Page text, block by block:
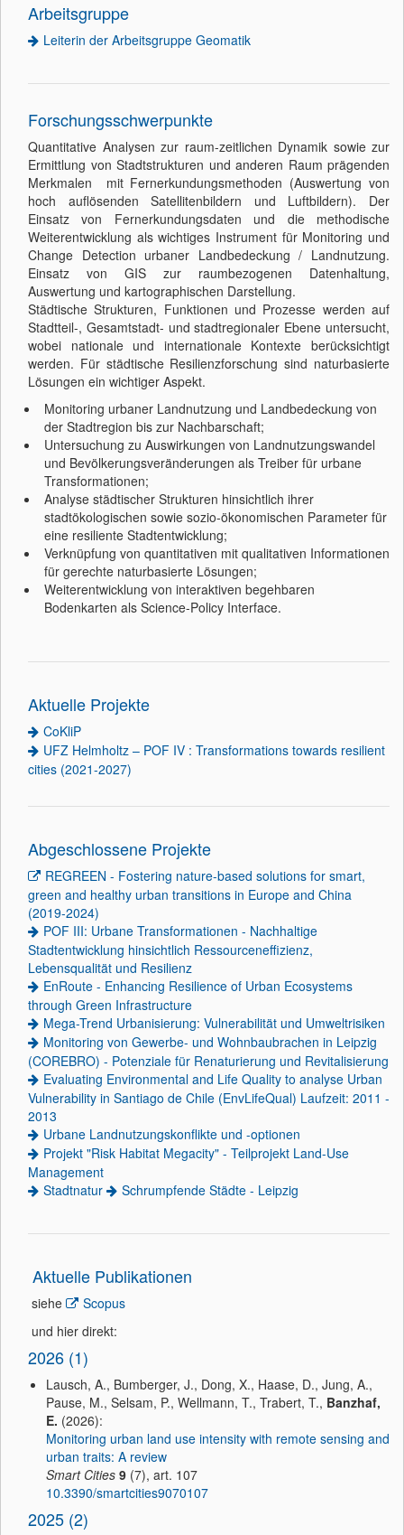
Arbeitsgruppe
Leiterin der Arbeitsgruppe Geomatik
Forschungsschwerpunkte
Quantitative Analysen zur raum-zeitlichen Dynamik sowie zur
Ermittlung von Stadtstrukturen und anderen Raum prägenden
Merkmalen mit Fernerkundungsmethoden (Auswertung von
hoch auflösenden Satellitenbildern und Luftbildern). Der
Einsatz von Fernerkundungsdaten und die methodische
Weiterentwicklung als wichtiges Instrument für Monitoring und
Change Detection urbaner Landbedeckung / Landnutzung.
Einsatz von GIS zur raumbezogenen Datenhaltung,
Auswertung und kartographischen Darstellung.
Städtische Strukturen, Funktionen und Prozesse werden auf
Stadtteil-, Gesamtstadt- und stadtregionaler Ebene untersucht,
wobei nationale und internationale Kontexte berücksichtigt
werden. Für städtische Resilienzforschung sind naturbasierte
Lösungen ein wichtiger Aspekt.
Monitoring urbaner Landnutzung und Landbedeckung von
der Stadtregion bis zur Nachbarschaft;
Untersuchung zu Auswirkungen von Landnutzungswandel
und Bevölkerungsveränderungen als Treiber für urbane
Transformationen;
Analyse städtischer Strukturen hinsichtlich ihrer
stadtökologischen sowie sozio-ökonomischen Parameter für
eine resiliente Stadtentwicklung;
Verknüpfung von quantitativen mit qualitativen Informationen
für gerechte naturbasierte Lösungen;
Weiterentwicklung von interaktiven begehbaren
Bodenkarten als Science-Policy Interface.
Aktuelle Projekte
CoKliP
UFZ Helmholtz – POF IV : Transformations towards resilient
cities (2021-2027)
Abgeschlossene Projekte
REGREEN - Fostering nature-based solutions for smart,
green and healthy urban transitions in Europe and China
(2019-2024)
POF III: Urbane Transformationen - Nachhaltige
Stadtentwicklung hinsichtlich Ressourceneffizienz,
Lebensqualität und Resilienz
EnRoute - Enhancing Resilience of Urban Ecosystems
through Green Infrastructure
Mega-Trend Urbanisierung: Vulnerabilität und Umweltrisiken
Monitoring von Gewerbe- und Wohnbaubrachen in Leipzig
(COREBRO) - Potenziale für Renaturierung und Revitalisierung
Evaluating Environmental and Life Quality to analyse Urban
Vulnerability in Santiago de Chile (EnvLifeQual) Laufzeit: 2011 -
2013
Urbane Landnutzungskonflikte und -optionen
Projekt "Risk Habitat Megacity" - Teilprojekt Land-Use
Management
Stadtnatur
Schrumpfende Städte - Leipzig
Aktuelle Publikationen
siehe
Scopus
und hier direkt:
2026 (1)
Lausch, A., Bumberger, J., Dong, X., Haase, D., Jung, A.,
Pause, M., Selsam, P., Wellmann, T., Trabert, T., Banzhaf,
E. (2026):
Monitoring urban land use intensity with remote sensing and
urban traits: A review
Smart Cities 9 (7), art. 107
10.3390/smartcities9070107
2025 (2)